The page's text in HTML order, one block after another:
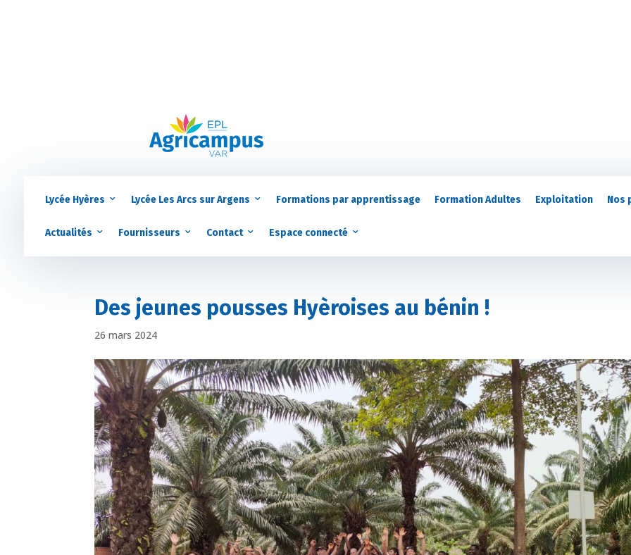
Lycée Hyères Lycée Les Arcs sur Argens Formations par apprentissage Formation Adultes Exploitation Nos
Actualités Fournisseurs Contact Espace connecté
Des jeunes pousses Hyèroises au bénin !
26 mars 2024